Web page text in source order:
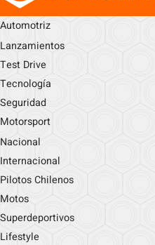
Automotriz
Lanzamientos
Test Drive
Tecnología
Seguridad
Motorsport
Nacional
Internacional
Pilotos Chilenos
Motos
Superdeportivos
Lifestyle